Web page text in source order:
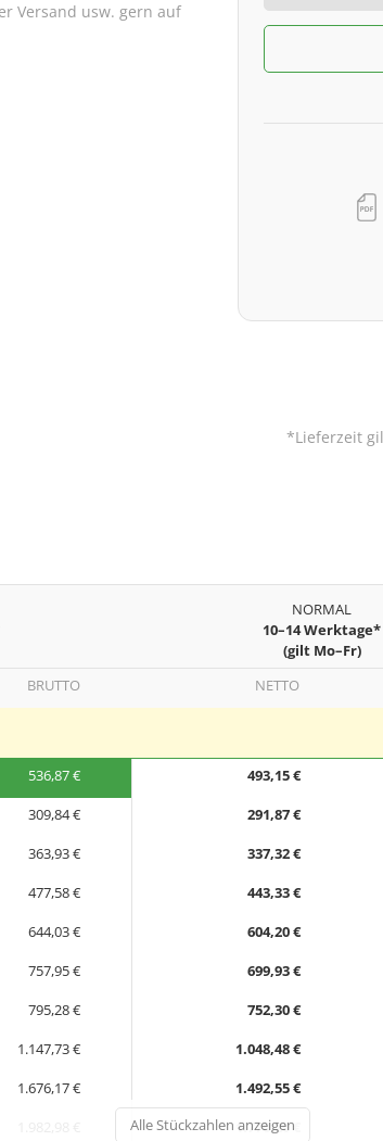
Versand usw. gern auf
*Lieferzeit
NORMAL
10–14 Werktage*
(gilt Mo–Fr)
BRUTTO NETTO
536,87 € 493,15 €
309,84 € 291,87 €
363,93 € 337,32 €
477,58 € 443,33 €
644,03 € 604,20 €
757,95 € 699,93 €
795,28 € 752,30 €
1.147,73 € 1.048,48 €
1.676,17 € 1.492,55 €
1.770,20 €
Alle Stückzahlen anzeigen